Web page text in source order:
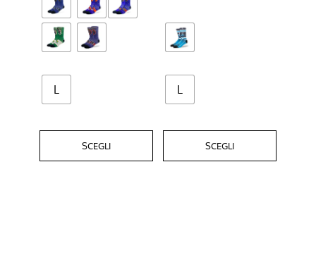
L
SCEGLI
nella
pagina
del
L
SCEGLI
pagina
del